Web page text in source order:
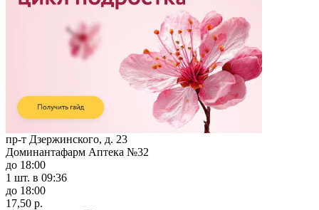
пр-т Дзержинского, д. 23
Доминантафарм Аптека №32
до 18:00
1 шт. в 09:36
до 18:00
17,50 р.